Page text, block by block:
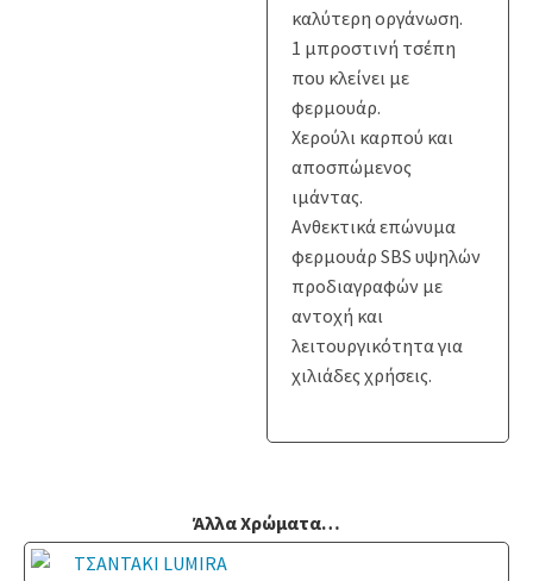
καλύτερη οργάνωση.
1 μπροστινή τσέπη
που κλείνει με
φερμουάρ.
Χερούλι καρπού και
αποσπώμενος
ιμάντας.
Ανθεκτικά επώνυμα
φερμουάρ SBS υψηλών
προδιαγραφών με
αντοχή και
λειτουργικότητα για
χιλιάδες χρήσεις.
Άλλα Χρώματα…